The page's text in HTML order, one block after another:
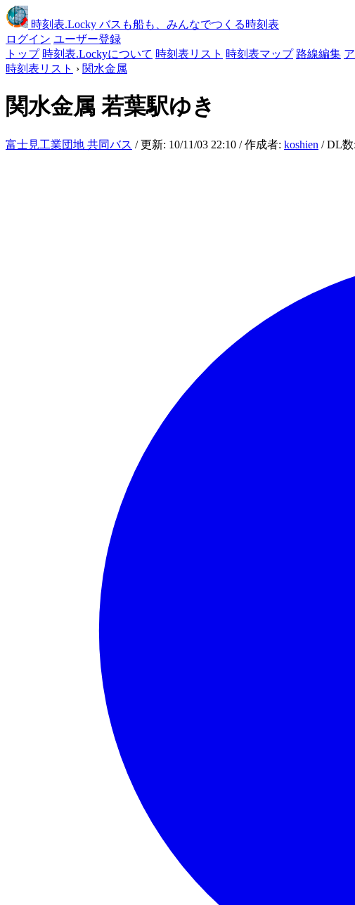
時刻表.Locky バスも船も、みんなでつくる時刻表
ログイン ユーザー登録
トップ 時刻表.Lockyについて 時刻表リスト 時刻表マップ 路線編集
時刻表リスト › 関水金属
関水金属 若葉駅ゆき
富士見工業団地 共同バス / 更新: 10/11/03 22:10 / 作成者: koshien / DL数